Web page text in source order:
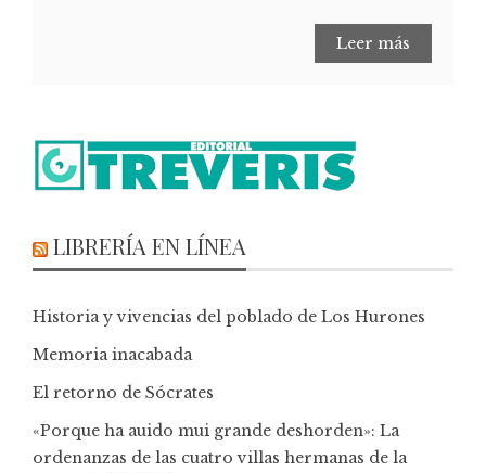
Leer más
LIBRERÍA EN LÍNEA
Historia y vivencias del poblado de Los Hurones
Memoria inacabada
El retorno de Sócrates
«Porque ha auido mui grande deshorden»: La
ordenanzas de las cuatro villas hermanas de la